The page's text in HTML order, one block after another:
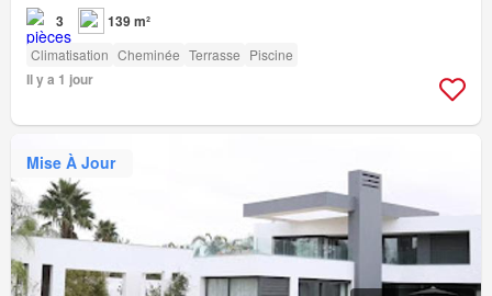
3 139 m²
Climatisation Cheminée Terrasse Piscine
Il y a 1 jour
Mise À Jour